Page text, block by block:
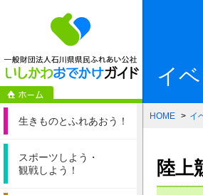
一
生きものとふれあおう！
スポーツしよう・
観戦しよう！
イ
HOME イ
陸上